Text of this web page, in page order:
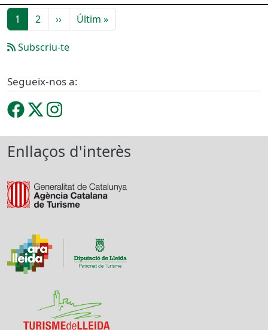
Paginació
1 2 ››Pàgina següent
Últim »Última pàgina
Subscriu-te
Segueix-nos a:
Enllaços d'interès